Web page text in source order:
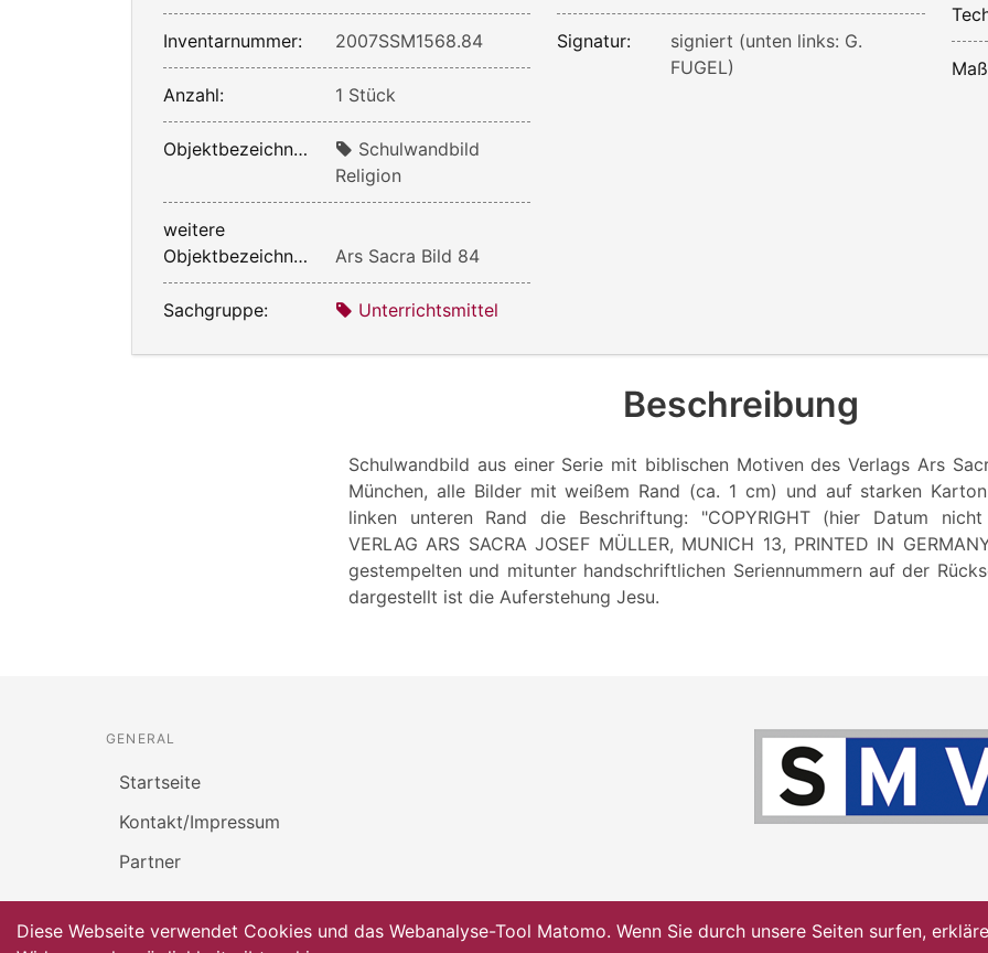
Inventarnummer: 2007SSM1568.84
Anzahl: 1 Stück
Objektbezeichnung:
Schulwandbild
Religion
weitere
Objektbezeichnung:
Ars Sacra Bild 84
Sachgruppe: Unterrichtsmittel
Signatur:
signiert (unten links: G.
FUGEL)
Beschreibung
Schulwandbild aus einer Serie mit biblischen Motiven des Verlags Ars
München, alle Bilder mit weißem Rand (ca. 1 cm) und auf starken
linken unteren Rand die Beschriftung: "COPYRIGHT (hier Datum
VERLAG ARS SACRA JOSEF MÜLLER, MUNICH 13, PRINTED IN
gestempelten und mitunter handschriftlichen Seriennummern auf der
dargestellt ist die Auferstehung Jesu.
GENERAL
Startseite
Kontakt/Impressum
Partner
Diese Webseite verwendet Cookies und das Webanalyse-Tool Matomo. Wenn Sie durch unsere Seiten surfen,